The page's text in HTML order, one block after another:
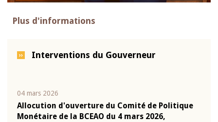
Plus d'informations
Interventions du Gouverneur
04 mars 2026
Allocution d'ouverture du Comité de Politique
Monétaire de la BCEAO du 4 mars 2026,